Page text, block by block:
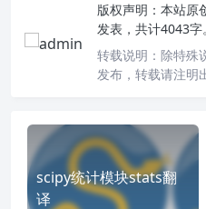
版权声明： 本站原
发表，共计4043字。
转载说明： 除特殊
发布，转载请注明
scipy统计模块stats翻
译